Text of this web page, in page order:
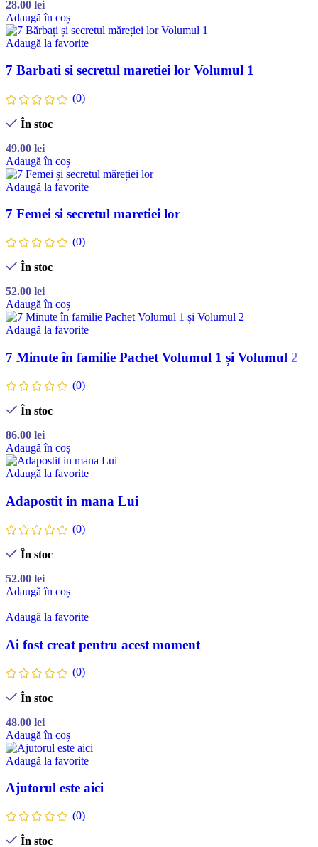
28.00 lei
Adaugă în coș
Adaugă la favorite
7 Barbati si secretul maretiei lor Volumul 1
(0)
În stoc
49.00 lei
Adaugă în coș
Adaugă la favorite
7 Femei si secretul maretiei lor
(0)
În stoc
52.00 lei
Adaugă în coș
Adaugă la favorite
7 Minute în familie Pachet Volumul 1 și Volumul 2
(0)
În stoc
86.00 lei
Adaugă în coș
Adaugă la favorite
Adapostit in mana Lui
(0)
În stoc
52.00 lei
Adaugă în coș
Adaugă la favorite
Ai fost creat pentru acest moment
(0)
În stoc
48.00 lei
Adaugă în coș
Adaugă la favorite
Ajutorul este aici
(0)
În stoc